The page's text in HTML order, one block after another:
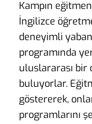
Kampın
İngilizce
deneyimli
programında
uluslararası bir
buluyorlar.
göstererek,
programlarını